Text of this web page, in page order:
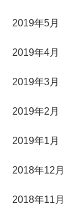
2019年5月
2019年4月
2019年3月
2019年2月
2019年1月
2018年12月
2018年11月